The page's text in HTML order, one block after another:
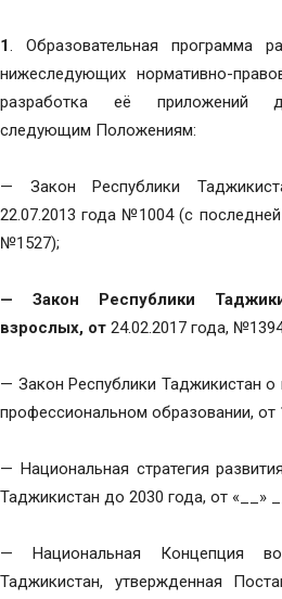
1. Образовательная программа
нижеследующих нормативно-
разработка её приложений
следующим Положениям:
— Закон Республики
22.07.2013 года №1004 (с
№1527);
— Закон Республики
взрослых, от 24.02.2017 года,
— Закон Республики Таджикистан
профессиональном образовании, от
— Национальная стратегия
Таджикистан до 2030 года, от «__»
— Национальная Концепция
Таджикистан, утвержденная